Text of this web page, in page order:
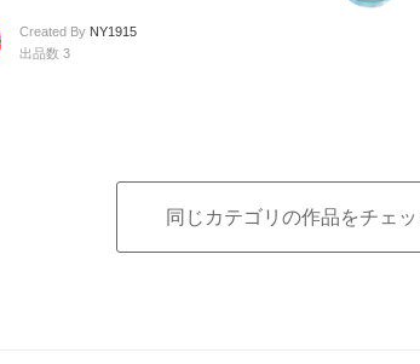
Created By NY1915
出品数 3
同じカテゴリの作品をチェ